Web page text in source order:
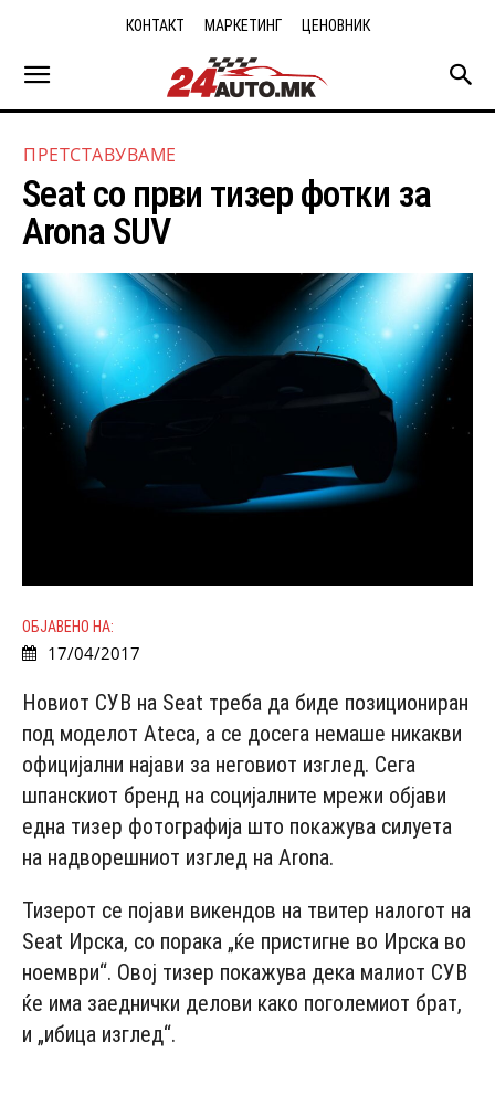
КОНТАКТ МАРКЕТИНГ ЦЕНОВНИК
ПРЕТСТАВУВАМЕ
Seat со први тизер фотки за
Arona SUV
ОБЈАВЕНО НА:
17/04/2017
Новиот СУВ на Seat треба да биде позициониран
под моделот Ateca, a се досега немаше никакви
официјални најави за неговиот изглед. Сега
шпанскиот бренд на социјалните мрежи објави
една тизер фотографија што покажува силуета
на надворешниот изглед на Arona.
Тизерот се појави викендов на твитер налогот на
Seat Ирска, со порака „ќе пристигне во Ирска во
ноември“. Овој тизер покажува дека малиот СУВ
ќе има заеднички делови како поголемиот брат,
и „ибица изглед“.